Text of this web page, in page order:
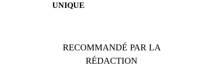
UNIQUE
RECOMMANDÉ PAR LA
RÉDACTION